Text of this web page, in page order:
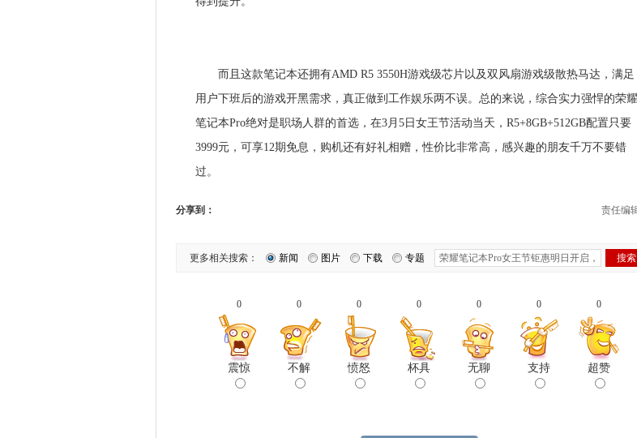
而且这款笔记本还拥有AMD R5 3550H游戏级芯片以及双风扇游戏级散热马达，满足
用户下班后的游戏开黑需求，真正做到工作娱乐两不误。总的来说，综合实力强悍的荣耀
笔记本Pro绝对是职场人群的首选，在3月5日女王节活动当天，R5+8GB+512GB配置只要
3999元，可享12期免息，购机还有好礼相赠，性价比非常高，感兴趣的朋友千万不要错
过。
分享到： 责任编
更多相关搜索： 新闻 图片 下载 专题
0
震惊
0
不解
0
愤怒
0
杯具
0
无聊
0
支持
0
超赞